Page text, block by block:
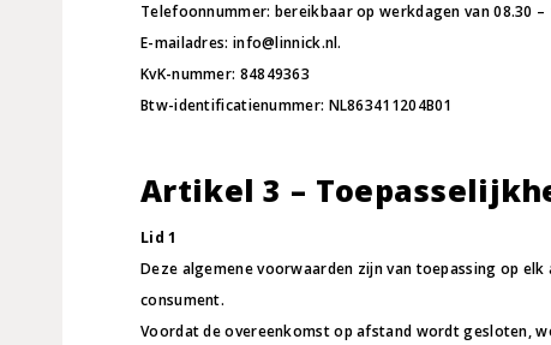
Telefoonnummer: bereikbaar op werkdagen van 08.30 –
E-mailadres: info@linnick.nl.
KvK-nummer: 84849363
Btw-identificatienummer: NL863411204B01
Artikel 3 –
Lid 1
Deze algemene voorwaarden zijn van toepassing op
consument.
Voordat de overeenkomst op afstand wordt gesloten,